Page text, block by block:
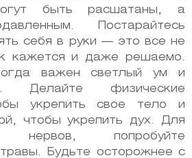
быть расшатаны, а
Постарайтесь
себя в руки — это все не
кажется и даже решаемо.
важен светлый ум и
Делайте физические
укрепить свое тело и
чтобы укрепить дух. Для
нервов, попробуйте
Будьте осторожнее с